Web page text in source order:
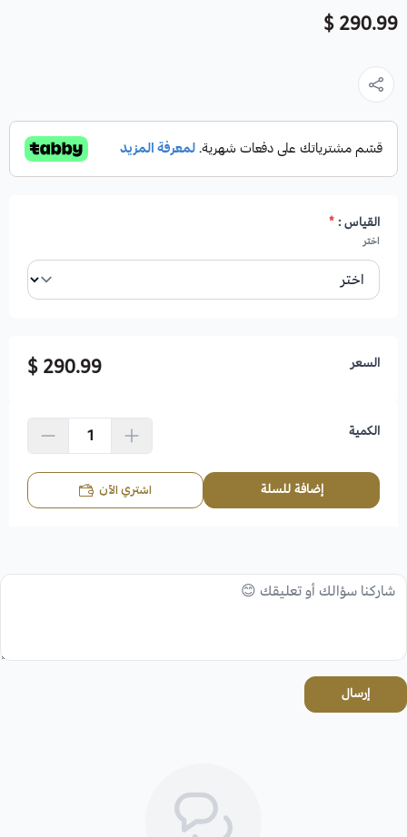
290.99 $
القياس :*
اختر
السعر 290.99 $
الكمية
إضافة للسلة اشتري الآن
إرسال